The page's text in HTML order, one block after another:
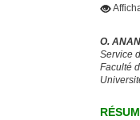
O.
Service
Faculté